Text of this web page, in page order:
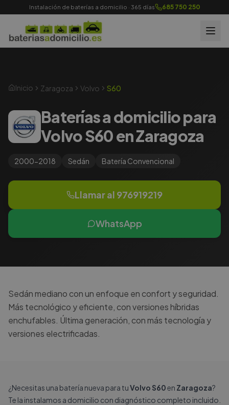
Instalación de baterías a domicilio · 365 días 685 750 250
Inicio Zaragoza Volvo S60
Baterías a domicilio para
Volvo S60 en Zaragoza
2000-2018 Sedán Batería Convencional
Llamar al 976919219
WhatsApp
Sedán mediano con un enfoque en confort y seguridad.
Más tecnológico y eficiente, con versiones híbridas
enchufables. Última generación, con más tecnología y
versiones electrificadas.
¿Necesitas una batería nueva para tuVolvo S60en Zaragoza?
Te la instalamos a domicilio con diagnóstico completo incluido.